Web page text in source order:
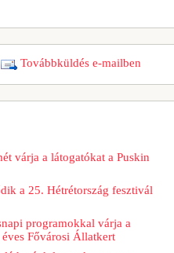
Továbbküldés e-mailben
várja a látogatókat a Puskin
a 25. Hétrétország fesztivál
programokkal várja a
Fővárosi Állatkert